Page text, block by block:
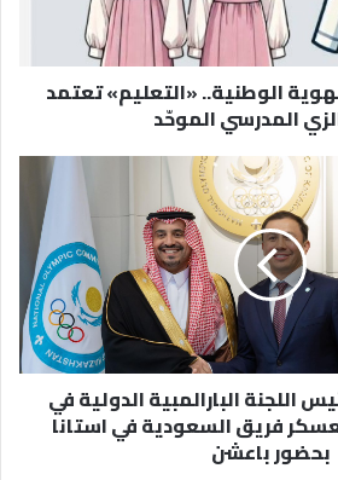
الوطنية.. «التعليم» تعتمد
المدرسي الموحّد
اللجنة البارالمبية الدولية في
فريق السعودية في استانا
بحضور باعشن